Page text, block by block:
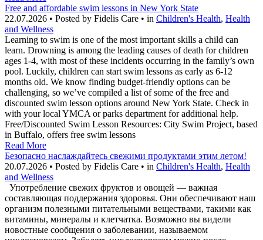
Free and affordable swim lessons in New York State
22.07.2026 • Posted by Fidelis Care • in Children's Health, Health
and Wellness
Learning to swim is one of the most important skills a child can
learn. Drowning is among the leading causes of death for children
ages 1-4, with most of these incidents occurring in the family’s own
pool. Luckily, children can start swim lessons as early as 6-12
months old. We know finding budget-friendly options can be
challenging, so we’ve compiled a list of some of the free and
discounted swim lesson options around New York State. Check in
with your local YMCA or parks department for additional help.
Free/Discounted Swim Lesson Resources: City Swim Project, based
in Buffalo, offers free swim lessons
Read More
Безопасно наслаждайтесь свежими продуктами этим летом!
20.07.2026 • Posted by Fidelis Care • in Children's Health, Health
and Wellness
Употребление свежих фруктов и овощей — важная
составляющая поддержания здоровья. Они обеспечивают наш
организм полезными питательными веществами, такими как
витамины, минералы и клетчатка. Возможно вы видели
новостные сообщения о заболевании, называемом